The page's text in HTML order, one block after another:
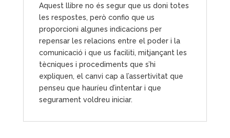
Aquest llibre no és segur que us doni totes
les respostes, però confio que us
proporcioni algunes indicacions per
repensar les relacions entre el poder i la
comunicació i que us faciliti, mitjançant les
tècniques i procediments que s’hi
expliquen, el canvi cap a l’assertivitat que
penseu que hauríeu d’intentar i que
segurament voldreu iniciar.